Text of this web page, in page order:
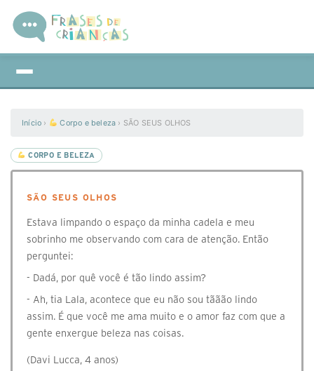
Início › Corpo e beleza › SÃO SEUS OLHOS
CORPO E BELEZA
SÃO SEUS OLHOS
Estava limpando o espaço da minha cadela e meu
sobrinho me observando com cara de atenção. Então
perguntei:
- Dadá, por quê você é tão lindo assim?
- Ah, tia Lala, acontece que eu não sou tããão lindo
assim. É que você me ama muito e o amor faz com que a
gente enxergue beleza nas coisas.
(Davi Lucca, 4 anos)